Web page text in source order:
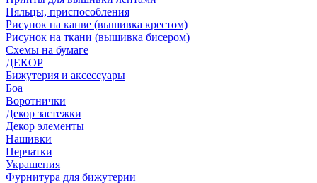
Пяльцы, приспособления
Рисунок на канве (вышивка крестом)
Рисунок на ткани (вышивка бисером)
Схемы на бумаге
ДЕКОР
Бижутерия и аксессуары
Боа
Воротнички
Декор застежки
Декор элементы
Нашивки
Перчатки
Украшения
Фурнитура для бижутерии